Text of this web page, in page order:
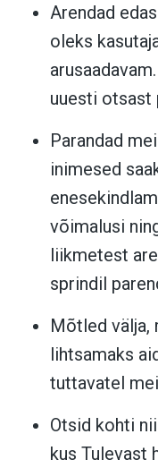
Arendad
oleks
uuesti otsast
Parandad
inimesed
võimalusi
liikmetest
sprindil
Mõtled välja,
lihtsamaks
tuttavatel
Otsid kohti
kus Tulevast